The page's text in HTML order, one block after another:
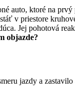
auto, ktoré na
v priestore
Jej pohotová
objazde?
jazdy a